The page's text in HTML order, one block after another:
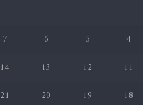
4
5
6
7
11
12
13
14
18
19
20
21